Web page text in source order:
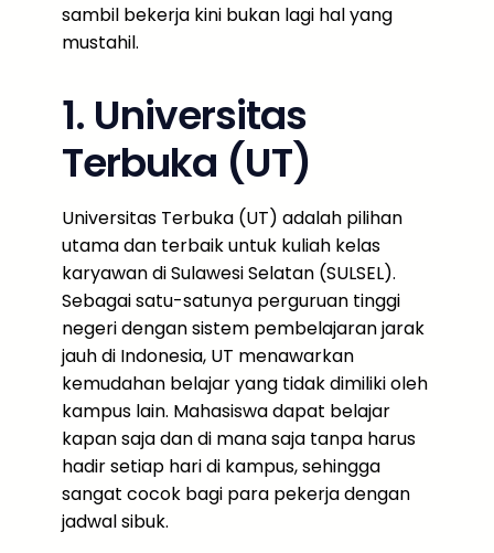
sambil bekerja kini bukan lagi hal yang
mustahil.
1. Universitas
Terbuka (UT)
Universitas Terbuka (UT) adalah pilihan
utama dan terbaik untuk kuliah kelas
karyawan di Sulawesi Selatan (SULSEL).
Sebagai satu-satunya perguruan tinggi
negeri dengan sistem pembelajaran jarak
jauh di Indonesia, UT menawarkan
kemudahan belajar yang tidak dimiliki oleh
kampus lain. Mahasiswa dapat belajar
kapan saja dan di mana saja tanpa harus
hadir setiap hari di kampus, sehingga
sangat cocok bagi para pekerja dengan
jadwal sibuk.